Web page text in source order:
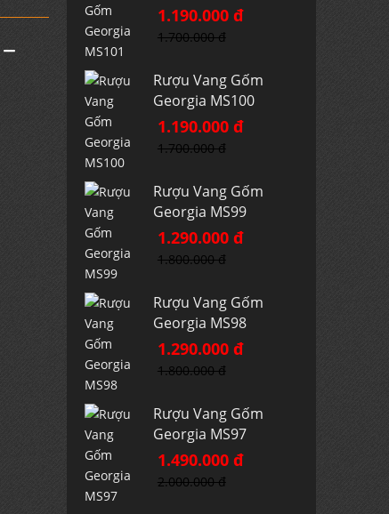
1.190.000 đ
1.700.000 đ
Rượu Vang Gốm
Georgia MS100
1.190.000 đ
1.700.000 đ
Rượu Vang Gốm
Georgia MS99
1.290.000 đ
1.800.000 đ
Rượu Vang Gốm
Georgia MS98
1.290.000 đ
1.800.000 đ
Rượu Vang Gốm
Georgia MS97
1.490.000 đ
2.000.000 đ